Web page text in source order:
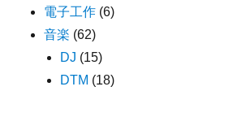
電子工作 (6)
音楽 (62)
DJ (15)
DTM (18)